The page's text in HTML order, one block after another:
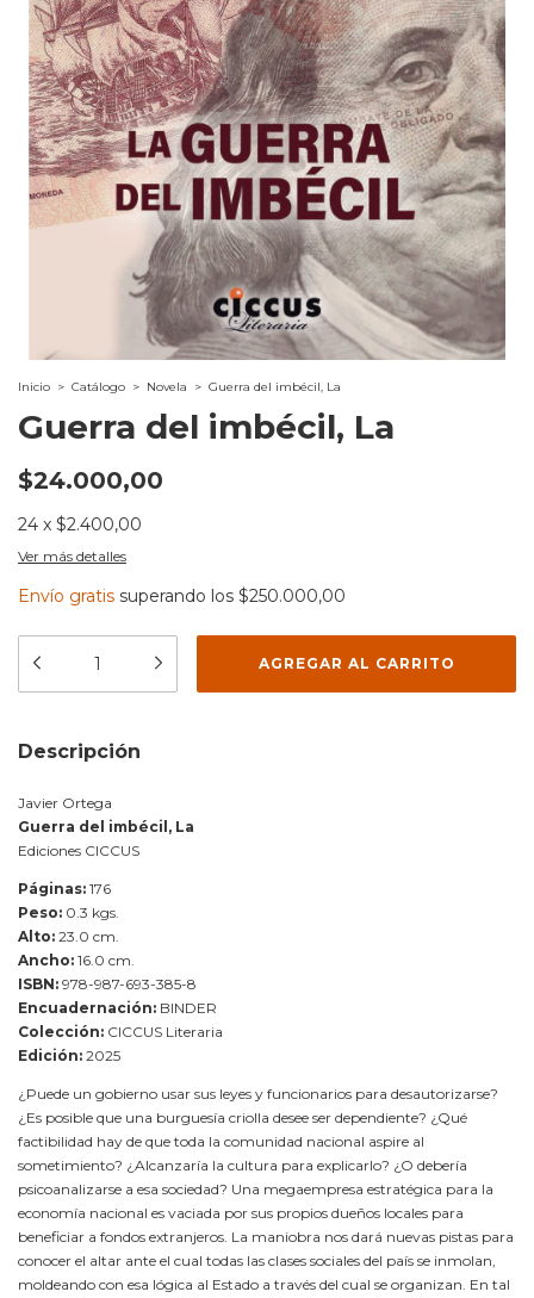
Inicio > Catálogo > Novela > Guerra del imbécil, La
Guerra del imbécil, La
$24.000,00
24 x $2.400,00
Ver más detalles
Envío gratis superando los $250.000,00
Descripción
Javier Ortega
Guerra del imbécil, La
Ediciones CICCUS
Páginas: 176
Peso: 0.3 kgs.
Alto: 23.0 cm.
Ancho: 16.0 cm.
ISBN: 978-987-693-385-8
Encuadernación: BINDER
Colección: CICCUS Literaria
Edición: 2025
¿Puede un gobierno usar sus leyes y funcionarios para desautorizarse?
¿Es posible que una burguesía criolla desee ser dependiente? ¿Qué
factibilidad hay de que toda la comunidad nacional aspire al
sometimiento? ¿Alcanzaría la cultura para explicarlo? ¿O debería
psicoanalizarse a esa sociedad? Una megaempresa estratégica para la
economía nacional es vaciada por sus propios dueños locales para
beneficiar a fondos extranjeros. La maniobra nos dará nuevas pistas para
conocer el altar ante el cual todas las clases sociales del país se inmolan,
moldeando con esa lógica al Estado a través del cual se organizan. En tal